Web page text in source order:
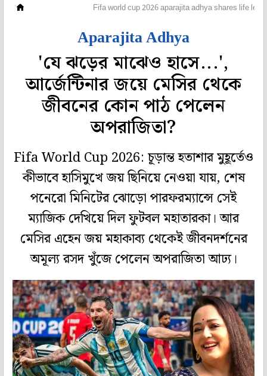
Fifa world cup 2026 aparajita adhya shares life
Aparajita Adhya
'যে ঝড়ের মাঝেও হাসে...',
আর্জেন্টিনার জয়ে মেসির থেকে
জীবনের কোন পাঠ পেলেন
অপরাজিতা?
Fifa World Cup 2026: চূড়ান্ত হতাশার মুহূর্তেও
কীভাবে হাসিমুখে জয় ছিনিয়ে নেওয়া যায়, শেষ
পনেরো মিনিটের ঝোড়ো পারফরম্যান্সে সেই
ম্যাজিক দেখিয়ে দিল ফুটবল মহাতারকা। আর
মেসির এহেন জয় মহাকাব্য থেকেই জীবনদর্শনের
অমূল্য রসদ খুঁজে পেলেন অপরাজিতা আঢ্য।